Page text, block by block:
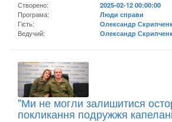
Створено:
2025-02-12 00:00:00
Програма:
Люди справи
Гість:
Олександр
Ведучий:
Олександр
"Ми не могли залишитися
покликання подружжя